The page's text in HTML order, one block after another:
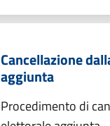
Cancellazione
aggiunta
Procedimento di